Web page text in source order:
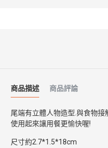
商品描述 商品評論
尾端有立體人物造型.與食物
使用起來讓用餐更愉快喔!
尺寸約2.7*1.5*18cm